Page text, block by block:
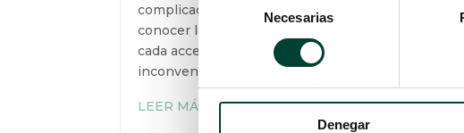
de
consentimiento
Necesarias
Denegar
complicaciones, es importante
conocer la anatomía específica de
cada acceso, así como las ventajas e
inconvenientes de cada uno de ellos.
LEER MÁS